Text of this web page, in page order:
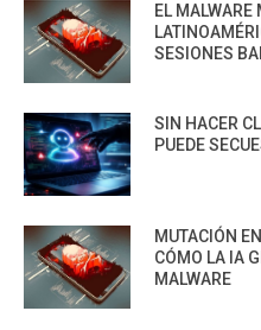
EL MALWARE
SESIONES
SIN HACER
PUEDE
MUTACIÓN
CÓMO LA IA
MALWARE